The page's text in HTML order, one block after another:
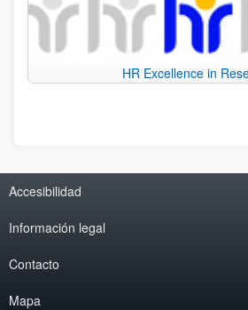
HR Excellence in
Accesibilidad
Información legal
Contacto
Mapa